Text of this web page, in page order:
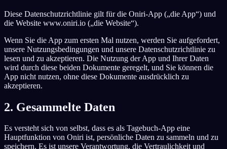
EN English FR Français ES Español
RU Русский TR Türkçe IT Italiano
JA 日本語 KO 한국어 ID Bahasa Indonesia
PL Polski
NO Norsk FI Suomi
Diese Datenschutzrichtlinie gilt für die Oniri-App („die App“) und
die Website www.oniri.io („die Website“).
Wenn Sie die App zum ersten Mal nutzen, werden Sie aufgefordert,
unsere Nutzungsbedingungen und unsere Datenschutzrichtlinie zu
lesen und zu akzeptieren. Die Nutzung der App und Ihrer Daten
wird durch diese beiden Dokumente geregelt, und Sie können die
App nicht nutzen, ohne diese Dokumente ausdrücklich zu
akzeptieren.
2. Gesammelte Daten
Es versteht sich von selbst, dass es als Tagebuch-App eine
Hauptfunktion von Oniri ist, persönliche Daten zu sammeln und zu
speichern. Es ist unsere Verantwortung, die Vertraulichkeit und